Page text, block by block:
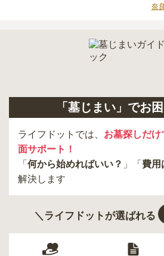
奈
「墓じまい」でお
ライフドットでは、 お墓探しだ
面サポート！
「 何から始めればいい？ 」「 費用
解決します
＼ライフドットが選ばれる